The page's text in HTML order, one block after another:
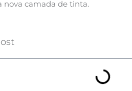
nova camada de tinta.